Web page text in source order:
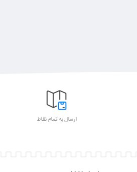
ارسال به تمام نقاط